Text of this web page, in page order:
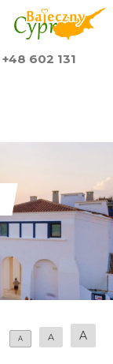
+48 602 131
A A A